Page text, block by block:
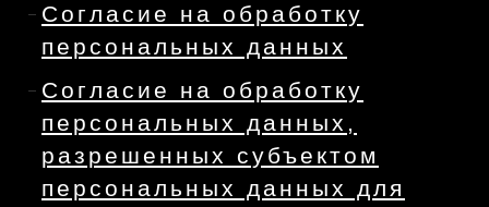
Согласие на обработку
персональных данных
Согласие на обработку
персональных данных,
разрешенных субъектом
персональных данных для